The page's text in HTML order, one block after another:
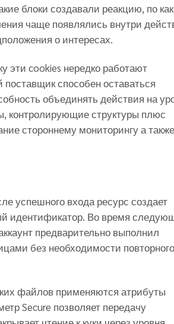
блоки создавали реакцию, по
чаще появлялись внутри
о интересах.
эти cookies нередко работают
способен оставаться
объединять действия на
контролирующие структуры плюс
стороннему мониторингу а также
успешного входа ресурс создает
идентификатор. Во время
предварительно выполнил
без необходимости повторного
файлов применяются атрибуты
Secure позволяет передачу